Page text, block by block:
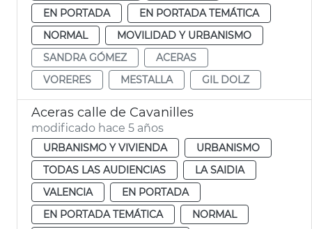
EN PORTADA
EN PORTADA TEMÁTICA
NORMAL
MOVILIDAD Y URBANISMO
SANDRA GÓMEZ
ACERAS
VORERES
MESTALLA GIL DOLZ
Aceras calle de Cavanilles
modificado hace 5 años
URBANISMO Y VIVIENDA
URBANISMO
TODAS LAS AUDIENCIAS
LA SAIDIA
VALENCIA
EN PORTADA
EN PORTADA TEMÁTICA
NORMAL